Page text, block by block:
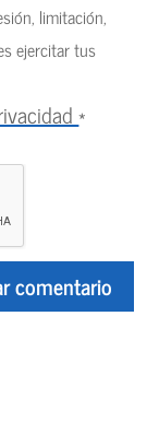
limitación,
ejercitar tus
*